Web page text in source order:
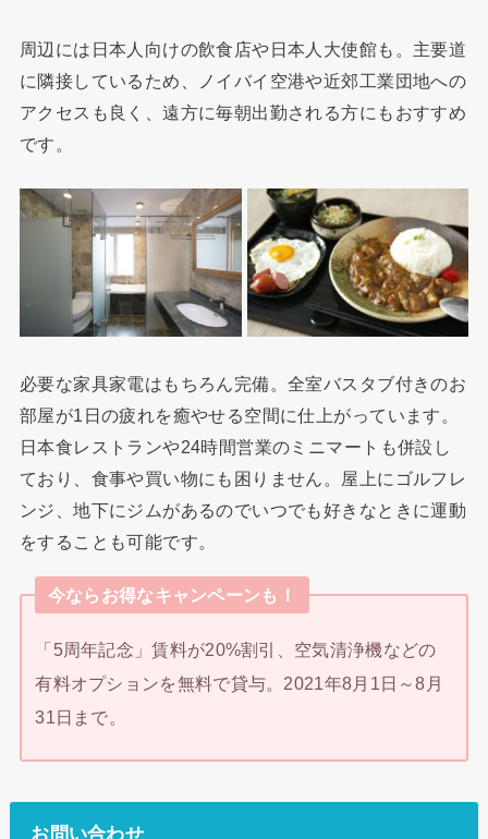
周辺には日本人向けの飲食店や日本人大使館も。主要道
に隣接しているため、ノイバイ空港や近郊工業団地への
アクセスも良く、遠方に毎朝出勤される方にもおすすめ
です。
必要な家具家電はもちろん完備。全室バスタブ付きのお
部屋が1日の疲れを癒やせる空間に仕上がっています。
日本食レストランや24時間営業のミニマートも併設し
ており、食事や買い物にも困りません。屋上にゴルフレ
ンジ、地下にジムがあるのでいつでも好きなときに運動
をすることも可能です。
今ならお得なキャンペーンも！
「5周年記念」賃料が20%割引、空気清浄機などの
有料オプションを無料で貸与。2021年8月1日～8月
31日まで。
お問い合わせ